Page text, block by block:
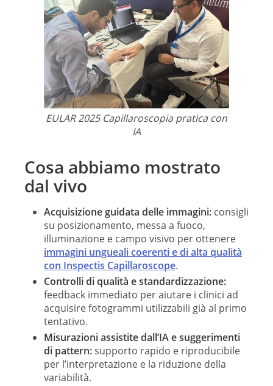
EULAR 2025 Capillaroscopia pratica con
IA
Cosa abbiamo mostrato
dal vivo
Acquisizione guidata delle immagini: consigli
su posizionamento, messa a fuoco,
illuminazione e campo visivo per ottenere
immagini ungueali coerenti e di alta qualità
con Inspectis Capillaroscope.
Controlli di qualità e standardizzazione:
feedback immediato per aiutare i clinici ad
acquisire fotogrammi utilizzabili già al primo
tentativo.
Misurazioni assistite dall’IA e suggerimenti
di pattern:supporto rapido e riproducibile
per l’interpretazione e la riduzione della
variabilità.